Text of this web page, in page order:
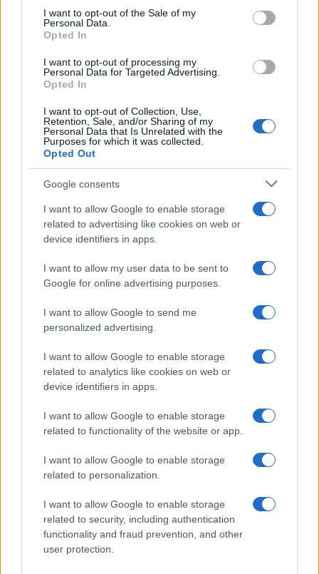
consent section.
I want to opt-out of the Sale of my
Personal Data.
Opted In
I want to opt-out of processing my
Personal Data for Targeted Advertising.
Opted In
I want to opt-out of Collection, Use,
Retention, Sale, and/or Sharing of my
Personal Data that Is Unrelated with the
Purposes for which it was collected.
Opted Out
Google consents
I want to allow Google to enable storage
related to advertising like cookies on web or
device identifiers in apps.
I want to allow my user data to be sent to
Google for online advertising purposes.
I want to allow Google to send me
personalized advertising.
I want to allow Google to enable storage
related to analytics like cookies on web or
device identifiers in apps.
I want to allow Google to enable storage
related to functionality of the website or app.
I want to allow Google to enable storage
related to personalization.
I want to allow Google to enable storage
related to security, including authentication
functionality and fraud prevention, and other
user protection.
Országos hírek
Helyi hírek
Amire többmillióan vártunk: szombattól
másodfokúra csökken a riasztás
Kecskeméten is szakirányú
továbbképzésekkel erősít a Gál Ferenc
Egyetem
HÍRDETÉS
LEGOLVASOTTABB
foci-Eb jegyeire